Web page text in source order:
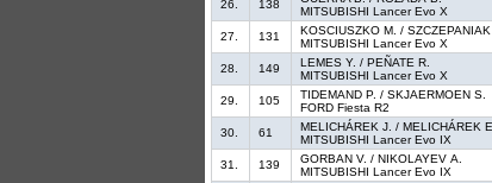
26.
138
MITSUBISHI Lancer Evo X
27.
131
KOSCIUSZKO M. / SZCZEPANIAK
MITSUBISHI Lancer Evo X
28.
149
LEMES Y. / PEÑATE R.
MITSUBISHI Lancer Evo X
29.
105
TIDEMAND P. / SKJAERMOEN S.
FORD Fiesta R2
30.
61
MELICHÁREK J. / MELICHÁREK
MITSUBISHI Lancer Evo IX
31.
139
GORBAN V. / NIKOLAYEV A.
MITSUBISHI Lancer Evo IX